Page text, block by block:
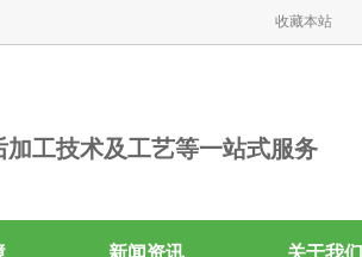
收藏本站
工技术及工艺等一站式服务
新闻资讯 关于我们